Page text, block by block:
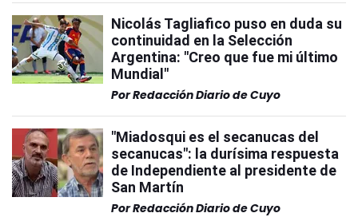
Nicolás Tagliafico puso en duda su
continuidad en la Selección
Argentina: "Creo que fue mi último
Mundial"
PorRedacción Diario de Cuyo
"Miadosqui es el secanucas del
secanucas": la durísima respuesta
de Independiente al presidente de
San Martín
PorRedacción Diario de Cuyo